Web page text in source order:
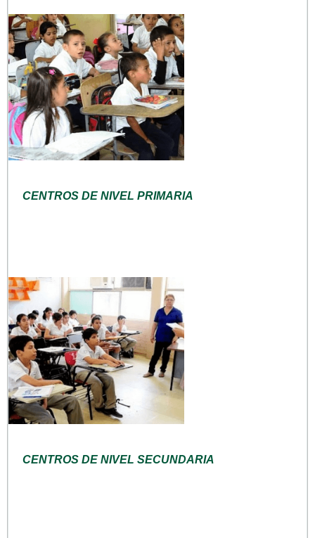
CENTROS DE NIVEL PRIMARIA
CENTROS DE NIVEL SECUNDARIA